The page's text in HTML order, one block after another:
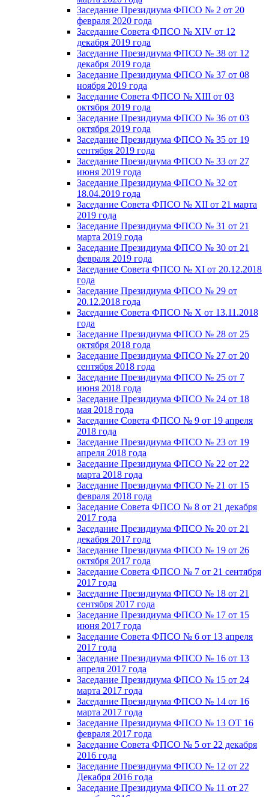
Заседание Президиума ФПСО № 2 от 20
февраля 2020 года
Заседание Совета ФПСО № XIV от 12
декабря 2019 года
Заседание Президиума ФПСО № 38 от 12
декабря 2019 года
Заседание Президиума ФПСО № 37 от 08
ноября 2019 года
Заседание Совета ФПСО № XIII от 03
октября 2019 года
Заседание Президиума ФПСО № 36 от 03
октября 2019 года
Заседание Президиума ФПСО № 35 от 19
сентября 2019 года
Заседание Президиума ФПСО № 33 от 27
июня 2019 года
Заседание Президиума ФПСО № 32 от
18.04.2019 года
Заседание Совета ФПСО № XII от 21 марта
2019 года
Заседание Президиума ФПСО № 31 от 21
марта 2019 года
Заседание Президиума ФПСО № 30 от 21
февраля 2019 года
Заседание Совета ФПСО № XI от 20.12.2018
года
Заседание Президиума ФПСО № 29 от
20.12.2018 года
Заседание Совета ФПСО № X от 13.11.2018
года
Заседание Президиума ФПСО № 28 от 25
октября 2018 года
Заседание Президиума ФПСО № 27 от 20
сентября 2018 года
Заседание Президиума ФПСО № 25 от 7
июня 2018 года
Заседание Президиума ФПСО № 24 от 18
мая 2018 года
Заседание Совета ФПСО № 9 от 19 апреля
2018 года
Заседание Президиума ФПСО № 23 от 19
апреля 2018 года
Заседание Президиума ФПСО № 22 от 22
марта 2018 года
Заседание Президиума ФПСО № 21 от 15
февраля 2018 года
Заседание Совета ФПСО № 8 от 21 декабря
2017 года
Заседание Президиума ФПСО № 20 от 21
декабря 2017 года
Заседание Президиума ФПСО № 19 от 26
октября 2017 года
Заседание Совета ФПСО № 7 от 21 сентября
2017 года
Заседание Президиума ФПСО № 18 от 21
сентября 2017 года
Заседание Президиума ФПСО № 17 от 15
июня 2017 года
Заседание Совета ФПСО № 6 от 13 апреля
2017 года
Заседание Президиума ФПСО № 16 от 13
апреля 2017 года
Заседание Президиума ФПСО № 15 от 24
марта 2017 года
Заседание Президиума ФПСО № 14 от 16
марта 2017 года
Заседание Президиума ФПСО № 13 ОТ 16
февраля 2017 года
Заседание Совета ФПСО № 5 от 22 декабря
2016 года
Заседание Президиума ФПСО № 12 от 22
Декабря 2016 года
Заседание Президиума ФПСО № 11 от 27